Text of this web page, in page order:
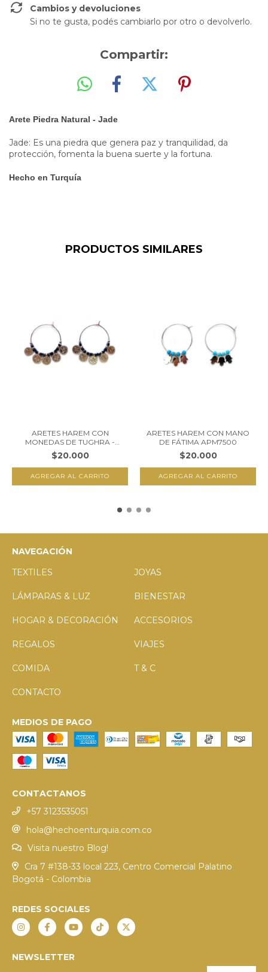
Cambios y devoluciones
Si no te gusta, podés cambiarlo por otro o devolverlo.
Compartir:
Arete Piedra Natural - Jade
Jade: Es una piedra que genera paz y tranquilidad, da
protección, fomenta la buena suerte y la fortuna.
Hecho en Turquía
PRODUCTOS SIMILARES
ARETES HAREM CON
MONEDAS DE TUGHRA -
PLA...
$20.000
ARETES HAREM CON MANO
DE FÁTIMA APM7500
$20.000
NAVEGACIÓN
TEXTILES
JOYAS
LÁMPARAS & LUZ BIENESTAR
HOGAR & DECORACIÓN ACCESORIOS
REGALOS VIAJES
COMIDA T & C
CONTACTO
MEDIOS DE PAGO
CONTACTANOS
+57 3123535051
hola@hechoenturquia.com.co
Visita nuestro Blog!
Cra 7 #138-33 local 223, Centro Comercial Palatino
Bogotá - Colombia
REDES SOCIALES
NEWSLETTER